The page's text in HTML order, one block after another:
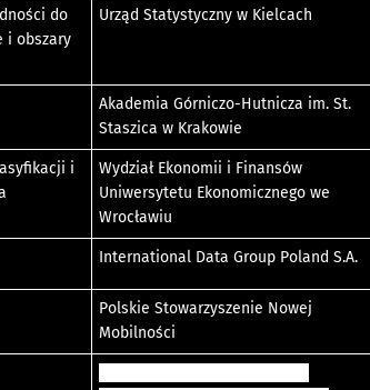
do
i obszary
Urząd Statystyczny w Kielcach
Akademia Górniczo-Hutnicza im. St.
Staszica w Krakowie
i
Wydział Ekonomii i Finansów
Uniwersytetu Ekonomicznego we
Wrocławiu
International Data Group Poland S.A.
Polskie Stowarzyszenie Nowej
Mobilności